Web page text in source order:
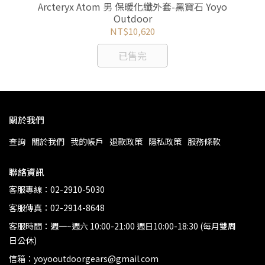
Arcteryx Atom 男 保暖化纖外套-黑寶石 Yoyo
Outdoor
NT$10,620
已售完
關於我們
查詢 關於我們 我的帳戶 退款政策 隱私政策 服務條款
聯絡資訊
客服專線：02-2910-5030
客服傳真：02-2914-8648
客服時間：週一~週六 10:00-21:00 週日10:00-18:30 (每月雙周
日公休)
信箱：yoyooutdoorgears@gmail.com